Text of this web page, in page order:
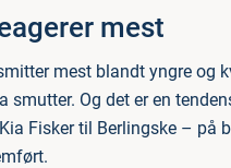
mest
mest blandt yngre og
smutter. Og det er en
Fisker til Berlingske – på